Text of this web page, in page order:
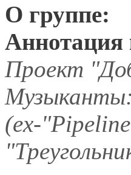
О группе:
Аннотация
Проект
Музыканты:
(ex-